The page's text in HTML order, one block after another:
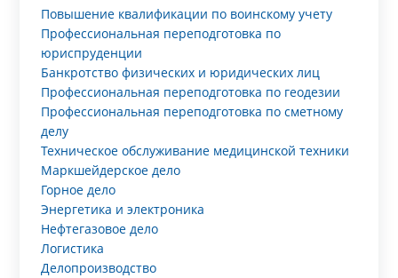
Повышение квалификации по воинскому учету
Профессиональная переподготовка по
юриспруденции
Банкротство физических и юридических лиц
Профессиональная переподготовка по геодезии
Профессиональная переподготовка по сметному
делу
Техническое обслуживание медицинской техники
Маркшейдерское дело
Горное дело
Энергетика и электроника
Нефтегазовое дело
Логистика
Делопроизводство